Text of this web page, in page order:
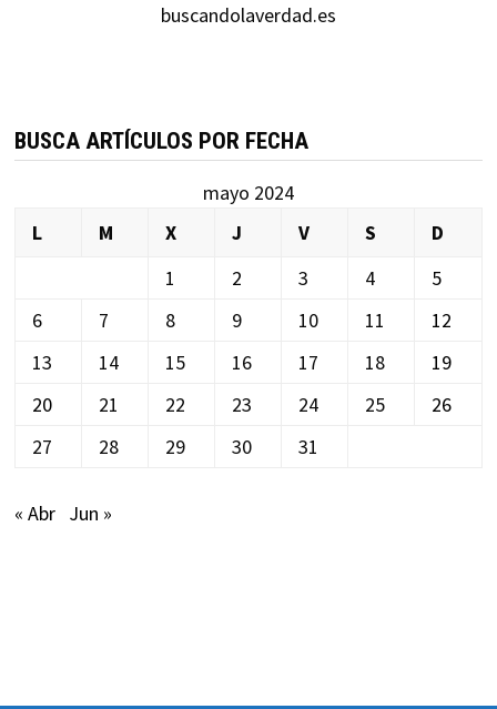
buscandolaverdad.es
BUSCA ARTÍCULOS POR FECHA
mayo 2024
L
M X J V S
D
1
2 3 4
5
6
7 8 9 10 11
12
13
14 15 16 17 18
19
20
21 22 23 24 25
26
27
28 29 30 31
« Abr Jun »